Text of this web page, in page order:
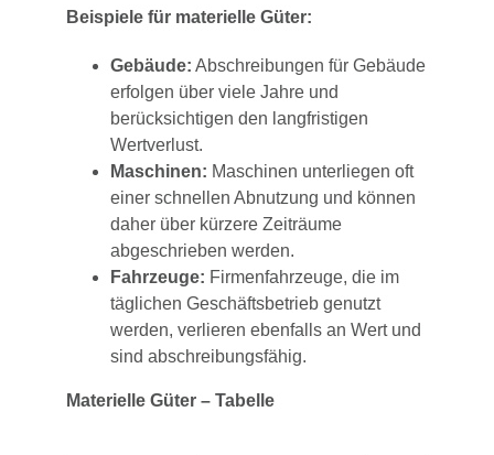
Beispiele für materielle Güter:
Gebäude: Abschreibungen für Gebäude
erfolgen über viele Jahre und
berücksichtigen den langfristigen
Wertverlust.
Maschinen: Maschinen unterliegen oft
einer schnellen Abnutzung und können
daher über kürzere Zeiträume
abgeschrieben werden.
Fahrzeuge: Firmenfahrzeuge, die im
täglichen Geschäftsbetrieb genutzt
werden, verlieren ebenfalls an Wert und
sind abschreibungsfähig.
Materielle Güter – Tabelle